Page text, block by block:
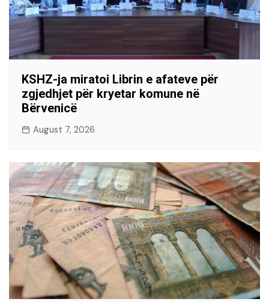
KSHZ-ja miratoi Librin e afateve për
zgjedhjet për kryetar komune në
Bërvenicë
August 7, 2026